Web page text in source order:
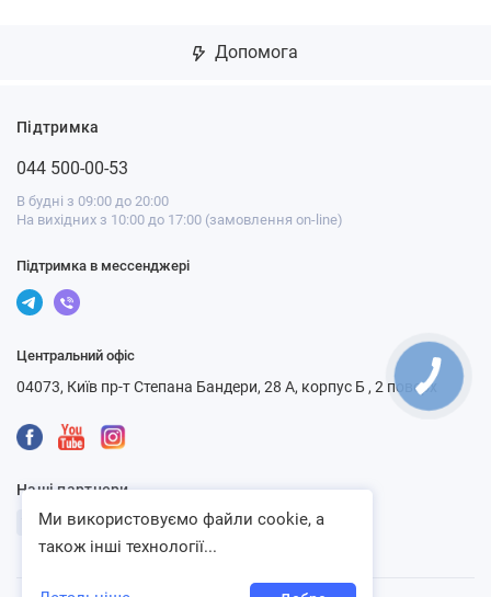
Допомога
Підтримка
044 500-00-53
В будні з 09:00 до 20:00
На вихідних з 10:00 до 17:00 (замовлення on-line)
Підтримка в мессенджері
Центральний офіс
04073, Київ пр-т Степана Бандери, 28 А, корпус Б , 2 поверх
Наші партнери
Ми використовуємо файли cookie, а
також інші технології...